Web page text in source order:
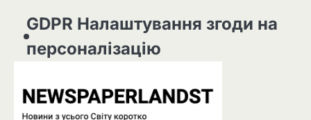
GDPR Налаштування згоди на
персоналізацію